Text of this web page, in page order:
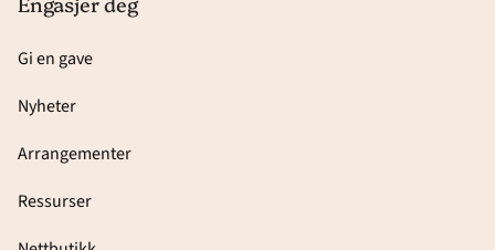
Gi en gave
Nyheter
Arrangementer
Ressurser